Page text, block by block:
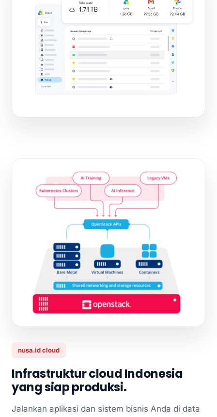
nusa.id cloud
Infrastruktur cloud Indonesia
yang siap produksi.
Jalankan aplikasi dan sistem bisnis Anda di data